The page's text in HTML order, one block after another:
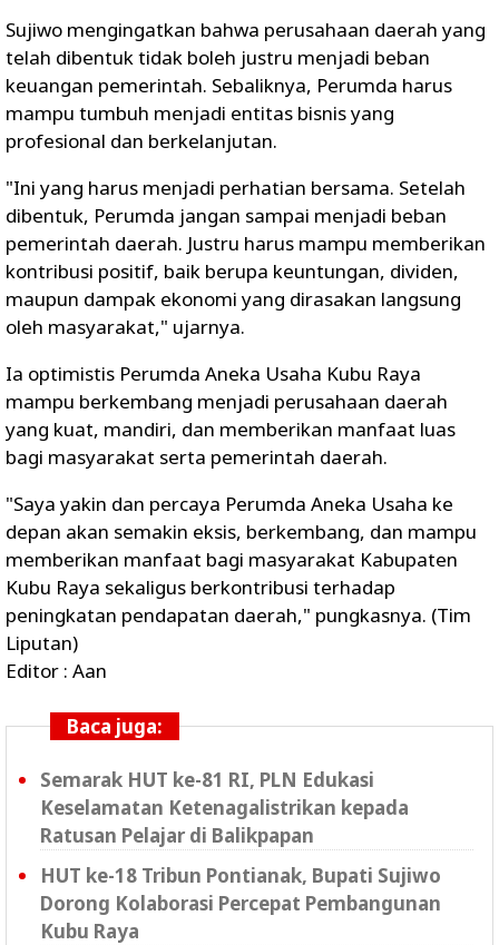
Sujiwo mengingatkan bahwa perusahaan daerah yang
telah dibentuk tidak boleh justru menjadi beban
keuangan pemerintah. Sebaliknya, Perumda harus
mampu tumbuh menjadi entitas bisnis yang
profesional dan berkelanjutan.
"Ini yang harus menjadi perhatian bersama. Setelah
dibentuk, Perumda jangan sampai menjadi beban
pemerintah daerah. Justru harus mampu memberikan
kontribusi positif, baik berupa keuntungan, dividen,
maupun dampak ekonomi yang dirasakan langsung
oleh masyarakat," ujarnya.
Ia optimistis Perumda Aneka Usaha Kubu Raya
mampu berkembang menjadi perusahaan daerah
yang kuat, mandiri, dan memberikan manfaat luas
bagi masyarakat serta pemerintah daerah.
"Saya yakin dan percaya Perumda Aneka Usaha ke
depan akan semakin eksis, berkembang, dan mampu
memberikan manfaat bagi masyarakat Kabupaten
Kubu Raya sekaligus berkontribusi terhadap
peningkatan pendapatan daerah," pungkasnya. (Tim
Liputan)
Editor : Aan
Baca juga:
Semarak HUT ke-81 RI, PLN Edukasi
Keselamatan Ketenagalistrikan kepada
Ratusan Pelajar di Balikpapan
HUT ke-18 Tribun Pontianak, Bupati Sujiwo
Dorong Kolaborasi Percepat Pembangunan
Kubu Raya